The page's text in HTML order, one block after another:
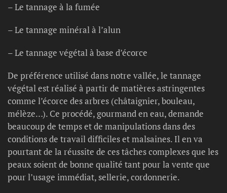
– Le tannage à la fumée
– Le tannage minéral à l’alun
– Le tannage végétal à base d’écorce
De préférence utilisé dans notre vallée, le tannage
végétal est réalisé à partir de matières astringentes
comme l’écorce des arbres (châtaignier, bouleau,
mélèze…). Ce procédé, gourmand en eau, demande
beaucoup de temps et de manipulations dans des
conditions de travail difficiles et malsaines. Il en va
pourtant de la réussite de ces tâches complexes que les
peaux soient de bonne qualité tant pour la vente que
pour l’usage immédiat, sellerie, cordonnerie.